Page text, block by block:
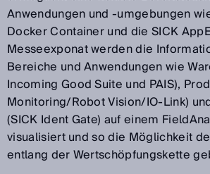
Anwendungen und -umgebungen
Docker Container und die SICK
Messeexponat werden die
Bereiche und Anwendungen wie
Incoming Good Suite und PAIS),
Monitoring/Robot Vision/IO-Link)
(SICK Ident Gate) auf einem
visualisiert und so die Möglichkeit
entlang der Wertschöpfungskette